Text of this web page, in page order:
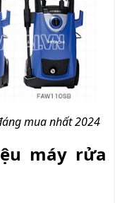
mua nhất 2024
máy rửa